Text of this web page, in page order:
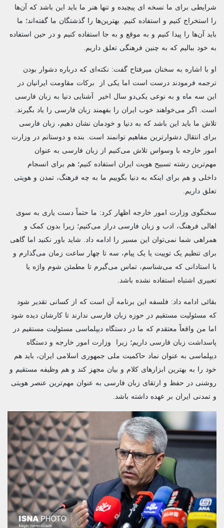
شرایطی برای ما نسخه ای پیچیده و تنها هنر ما باید این باشد که آن‌ها
را استخراج کنیم و استفاده کنیم. بهترین‌ها را گذشتگان ما گفته‌اند؛ ما
باید آن‌ها را پیدا کنیم و به‌ موقع و به‌ جا استفاده کنیم و در حین استفاده
به خود ببالیم که به چنین فرهنگی تعلق داریم.
او با اشاره به سخنان میرفتاح گفت: نکته‌ای که درباره دشوار بودن
ترجمه فرمودند درست است اما یکی از برکات مقاومت ایرانیان در
این سه‌ ماه و به نوعی یکی‌دو سال اخیر آشنایی دنیا به زبان فارسی
است. اگر می‌خواهند خوب ایران را بفهمند زبان فارسی را یاد بگیرند.
تلاش ما باید این باشد که به دنیا و خودمان نشان دهیم، زبان فارسی
برای انتقال دشوارترین مفاهیم توانمند است. بنده و دوستانم در وزارت
امور خارجه با وسواس تلاش می‌کنیم از زبان فارسی به‌ عنوان
مهم‌ترین رشته تسبیح هویت ایران استفاده کنیم؛ هم برای انسجام
داخلی و هم برای اینکه به دنیا بگوییم ما به چه فرهنگ، تمدن و هویتی
تعلق داریم.
سخنگوی وزارت امور خارجه اظهار کرد: ما حتماً دست یاری به سوی
اهالی فرهنگ، ادب و زبان فارسی دراز می‌کنیم؛ زیرا بدون کمک و
همراهی شما نمی‌توان این مسیر را ادامه داد. شاید باور نکنید اما گاهی
برای تنظیم یک توییت یا یک پیام، سه تا چهار ساعت زمان می‌گذارم و
با استادانی که می‌شناسم، تماس می‌گیرم تا مطمئن شوم واژه یا
تعبیری اشتباه استفاده نشده باشد.
بقائی ادامه داد: فلسفه این برنامه آن است که از کسانی تقدیر شود
که مسئولیت مستقیم در حوزه زبان فارسی ندارند تا کارشان دیده شود
اما من واقعاً معتقدم که ما در دستگاه دیپلماسی مسئولیت مستقیم در
پاسداشت زبان فارسی داریم؛ زیرا وزارت امور خارجه و دستگاه
دیپلماسی به‌ عنوان نماد حاکمیت ملی جمهوری اسلامی ایران، باید هم
خود را به بهترین ابزارهای کلام و بیان مجهز کند و هم وظیفه‌ مستقیم و
روشنی در حفظ و ارتقای زبان فارسی به‌ عنوان مهم‌ترین عنصر هویتی
و تمدنی ایران بر عهده داشته باشد.